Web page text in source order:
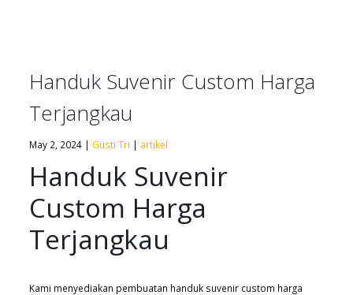
Handuk Suvenir Custom Harga
Terjangkau
May 2, 2024 | Gusti Tri | artikel
Handuk Suvenir
Custom Harga
Terjangkau
Kami menyediakan pembuatan handuk suvenir custom harga